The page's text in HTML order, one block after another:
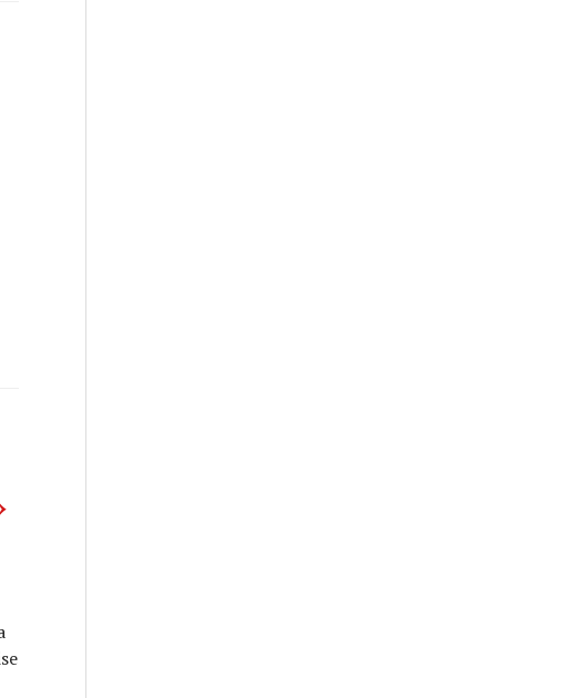
«GN’R Lies», ou como os bons rapazes não tocam rock’n’roll
A «Paradise City» tocada por… 1000 pessoas ao mesmo tempo!